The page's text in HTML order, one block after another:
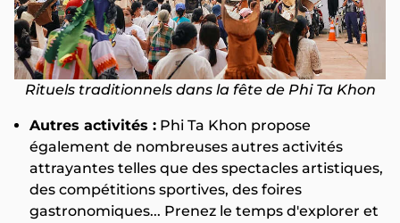
Rituels traditionnels dans la fête de Phi Ta Khon
Autres activités : Phi Ta Khon propose
également de nombreuses autres activités
attrayantes telles que des spectacles artistiques,
des compétitions sportives, des foires
gastronomiques... Prenez le temps d'explorer et